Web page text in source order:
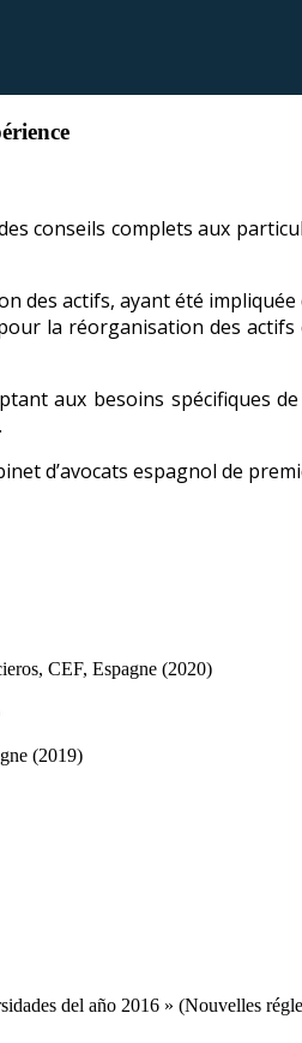
conseils complets aux
des actifs, ayant été
la réorganisation des actifs
aux besoins spécifiques
d’avocats espagnol de
CEF, Espagne (2020)
(2019)
del año 2016 » (Nouvelles